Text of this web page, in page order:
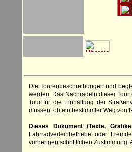
Die Tourenbeschreibungen und
werden. Das Nachradeln dieser
Tour für die Einhaltung der
müssen, ob ein bestimmter Weg von
Dieses Dokument (Texte,
Fahrradverleihbetriebe oder
vorherigen schriftlichen